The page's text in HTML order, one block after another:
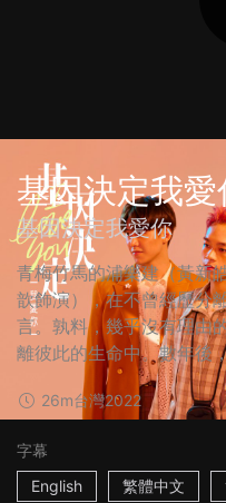
基因決定我
基因決定我愛你
青梅竹馬的浦樂建（黃新
歆飾演），在不曾經歷分
言。孰料，幾乎沒有理由
離彼此的生命中。數年後
26m台灣2022
字幕
English
繁體中文